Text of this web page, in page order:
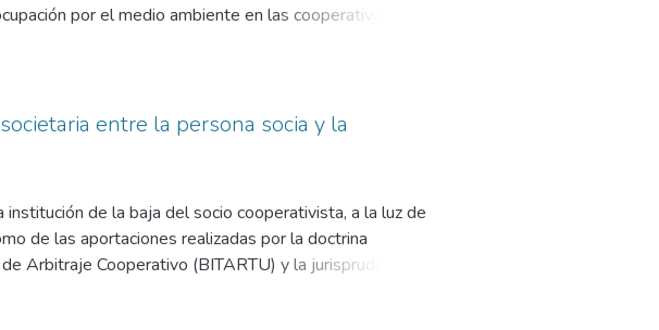
por el medio ambiente en las cooperativas y,
con el 5º principio cooperativo. En ese sentido, en
de estudiar las formas en las que se organiza y
así como el preguntarse por las
se analizará el impacto del trabajo de la
la forma en la que dicho impacto puede
7º principio cooperativo. Finalmente, se
a efectos de poder buscar nuevos mercados en
se seguirán, por una parte, los métodos descriptivo y
otra parte, el método propositivo, para responder a
entre la persona socia y la
de la baja del socio cooperativista, a la luz de
de las aportaciones realizadas por la doctrina
Arbitraje Cooperativo (BITARTU) y la jurisprudencia